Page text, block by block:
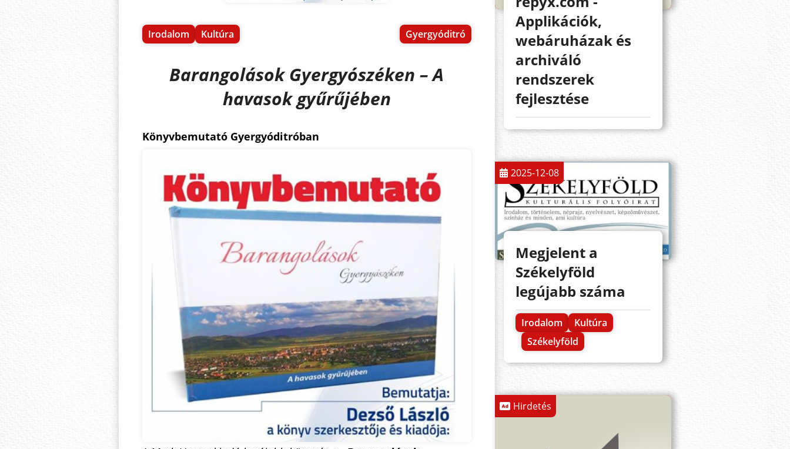
Irodalom Kultúra Gyergyóditró
Barangolások Gyergyószéken – A
havasok gyűrűjében
Könyvbemutató Gyergyóditróban
Applikációk,
webáruházak és
archiváló
rendszerek
fejlesztése
2025-12-08
Megjelent a
Székelyföld
legújabb száma
Irodalom
Kultúra
Székelyföld
Hirdetés